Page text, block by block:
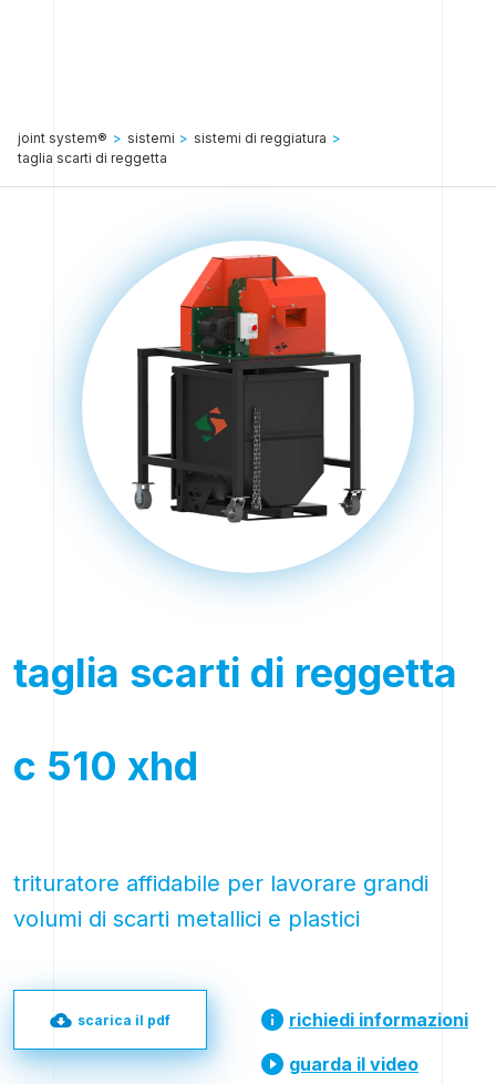
joint system® > sistemi > sistemi di reggiatura >
taglia scarti di reggetta
taglia scarti di reggetta
c 510 xhd
trituratore affidabile per lavorare grandi
volumi di scarti metallici e plastici
scarica il pdf
richiedi informazioni
guarda il video